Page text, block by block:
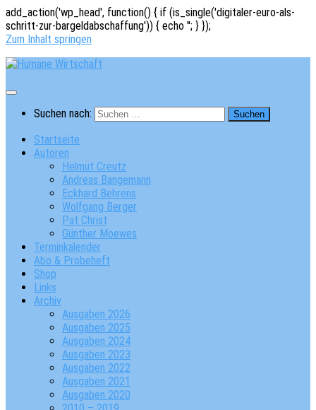
add_action('wp_head', function() { if (is_single('digitaler-euro-als-
schritt-zur-bargeldabschaffung')) { echo ''; } });
Zum Inhalt springen
Suchen nach:
Startseite
Autoren
Helmut Creutz
Andreas Bangemann
Eckhard Behrens
Wolfgang Berger
Pat Christ
Günther Moewes
Terminkalender
Abo & Probeheft
Shop
Links
Archiv
Ausgaben 2026
Ausgaben 2025
Ausgaben 2024
Ausgaben 2023
Ausgaben 2022
Ausgaben 2021
Ausgaben 2020